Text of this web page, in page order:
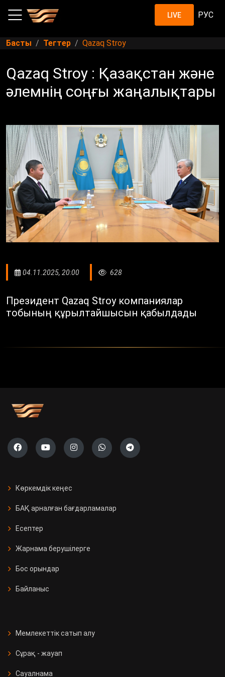
LIVE РУС
Басты Тегтер Qazaq Stroy
Qazaq Stroy : Қазақстан және
әлемнің соңғы жаңалықтары
04.11.2025, 20:00 628
Президент Qazaq Stroy компаниялар
тобының құрылтайшысын қабылдады
Көркемдік кеңес
БАҚ арналған бағдарламалар
Есептер
Жарнама берушілерге
Бос орындар
Байланыс
Мемлекеттік сатып алу
Сұрақ - жауап
Сауалнама